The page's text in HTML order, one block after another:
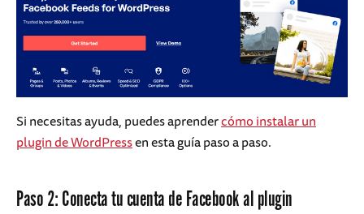
Si necesitas ayuda, puedes aprendercómo instalar un
plugin de WordPressen esta guía paso a paso.
Paso 2: Conecta tu cuenta de Facebook al plugin